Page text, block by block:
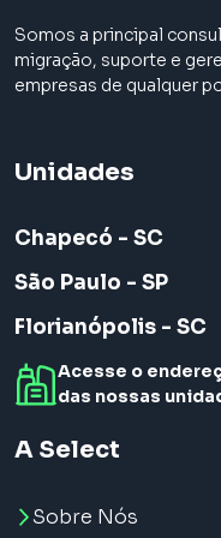
Somos a principal
migração, suporte e
empresas de qualquer
Unidades
Chapecó - SC
São Paulo - SP
Florianópolis - SC
Acesse o
das nossas
A Select
Sobre Nós